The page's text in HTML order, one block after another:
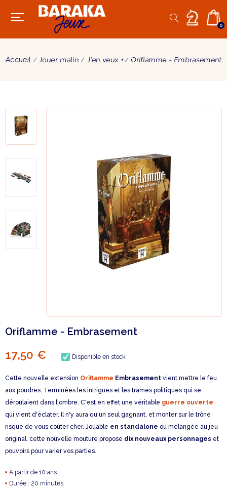
0
Accueil Jouer malin J'en veux + Oriflamme - Embrasement
Oriflamme - Embrasement
17,50 € Disponible en stock
Cette nouvelle extension Oriflamme Embrasement vient mettre le feu
aux poudres. Terminées les intrigues et les trames politiques qui se
déroulaient dans l'ombre. C'est en effet une véritable guerre ouverte
qui vient d'éclater. Il n'y aura qu'un seul gagnant, et monter sur le trône
risque de vous coûter cher. Jouable en standalone ou mélangée au jeu
original, cette nouvelle mouture propose dix nouveaux personnages et
pouvoirs pour varier vos parties.
À partir de 10 ans
Durée : 20 minutes